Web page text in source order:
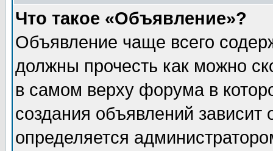
Что такое «Объявление»?
Объявление чаще всего
должны прочесть как можно
в самом верху форума в
создания объявлений зависит
определяется